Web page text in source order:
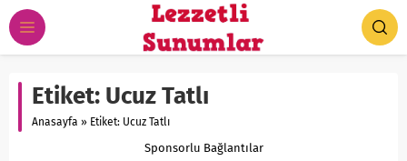
Etiket: Ucuz Tatlı
Anasayfa » Etiket: Ucuz Tatlı
Sponsorlu Bağlantılar